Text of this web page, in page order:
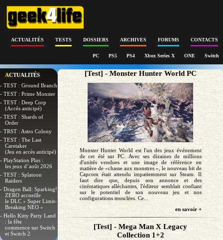
ACTUALITÉS TESTS DOSSIERS ARCHIVES FORUMS CONTACTS
PC PS5 PS4 Xbox Series X ONE Switch
ACTUALITÉS
- TEST : Ground Branch
- TEST : Prime Monster
- TEST : Deep Corp
(Accès anticipé)
- TEST : Shards of
Order
- TRST : Astro Colony
- TEST : The Last
Caretaker
(Jeu en accès anticipé)
- PlayStation Plus :
les jeux d’août 2026
- TEST : Splatoon
Raiders
- Dragon Ball: Sparking!
ZERO accueille
le DLC « Super Limit-
Breaking NEO »
- Hello Kitty Party Land
: la fête
commence sur Switch
et Switch 2
[Test] - Monster Hunter World PC
Monster Hunter World est l'un des jeux événement
de cet été sur PC. Avec ses dizaines de millions
d'unités vendues et une image de référence en
matière de «chasse aux monstres », le nouveau hit de
Capcom était attendu impatiemment sur Steam. Il
faut dire que, depuis son annonce et des
cinématiques alléchantes, l'éditeur semblait confiant
sur le potentiel de son nouveau jeu et nos
configurations musclées. Ce...
en savoir +
[Test] - Mega Man X Legacy
Collection 1+2